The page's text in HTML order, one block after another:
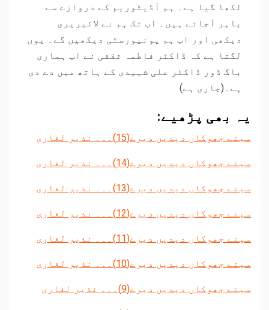
لکھا گیا ہے۔ ہم آڈیٹوریم کے دروازے سے
باہر آجاتے ہیں۔ اب تک ہم نے لائبریری
دیکھی اور اب ہم یونیورسٹی دیکھیں گے۔ یوں
لگتا ہے کہ ڈاکٹر فاطمہ ثقفی نے اب ہماری
باگ ڈور ڈاکٹر علی شہیدی کے ہاتھ میں دے دی
ہے۔(جاری ہے)
یہ بھی پڑھیے:
سینے جھوکاں دیدیں دیرے(15)۔۔۔ نذیر لغاری
سینے جھوکاں دیدیں دیرے(14)۔۔۔ نذیر لغاری
سینے جھوکاں دیدیں دیرے(13)۔۔۔ نذیر لغاری
سینے جھوکاں دیدیں دیرے(12)۔۔۔ نذیر لغاری
سینے جھوکاں دیدیں دیرے(11)۔۔۔ نذیر لغاری
سینے جھوکاں دیدیں دیرے(10)۔۔۔ نذیر لغاری
سینے جھوکاں دیدیں دیرے(9)۔۔۔ نذیر لغاری